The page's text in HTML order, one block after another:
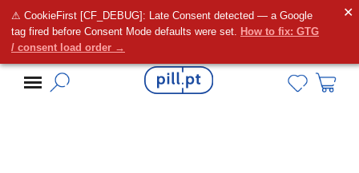
⚠ CookieFirst [CF_DEBUG]: Late Consent detected — a Google
tag fired before Consent Mode defaults were set. How to fix: GTG
/ consent load order →
✕
Alguma dúvida?